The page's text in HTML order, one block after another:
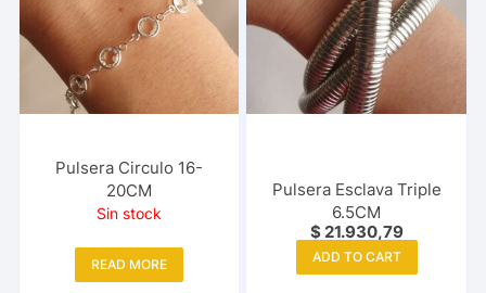
Pulsera Circulo 16-
20CM
Sin stock
READ MORE
Pulsera Esclava Triple
6.5CM
$21.930,79
ADD TO CART